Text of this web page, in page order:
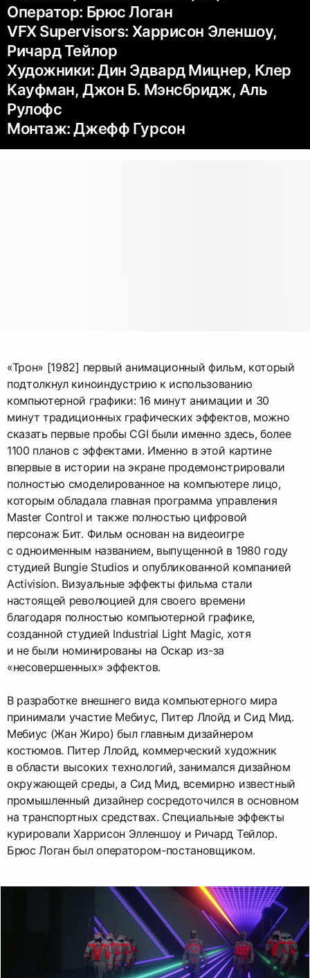
Оператор: Брюс Логан
VFX Supervisors: Харрисон Эленшоу,
Ричард Тейлор
Художники: Дин Эдвард Мицнер, Клер
Кауфман, Джон Б. Мэнсбридж, Аль
Рулофс
Монтаж: Джефф Гурсон
«Трон» [1982] первый анимационный фильм, который
подтолкнул киноиндустрию к использованию
компьютерной графики: 16 минут анимации и 30
минут традиционных графических эффектов, можно
сказать первые пробы CGI были именно здесь, более
1100 планов с эффектами. Именно в этой картине
впервые в истории на экране продемонстрировали
полностью смоделированное на компьютере лицо,
которым обладала главная программа управления
Master Control и также полностью цифровой
персонаж Бит. Фильм основан на видеоигре
с одноименным названием, выпущенной в 1980 году
студией Bungie Studios и опубликованной компанией
Activision. Визуальные эффекты фильма стали
настоящей революцией для своего времени
благодаря полностью компьютерной графике,
созданной студией Industrial Light Magic, хотя
и не были номинированы на Оскар из-за
«несовершенных» эффектов.
В разработке внешнего вида компьютерного мира
принимали участие Мебиус, Питер Ллойд и Сид Мид.
Мебиус (Жан Жиро) был главным дизайнером
костюмов. Питер Ллойд, коммерческий художник
в области высоких технологий, занимался дизайном
окружающей среды, а Сид Мид, всемирно известный
промышленный дизайнер сосредоточился в основном
на транспортных средствах. Специальные эффекты
курировали Харрисон Элленшоу и Ричард Тейлор.
Брюс Логан был оператором-постановщиком.